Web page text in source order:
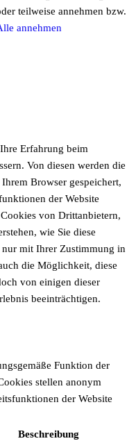
teilweise annehmen bzw.
annehmen
Erfahrung beim
Von diesen werden die
Browser gespeichert,
der Website
von Drittanbietern,
wie Sie diese
mit Ihrer Zustimmung in
die Möglichkeit, diese
von einigen dieser
beeinträchtigen.
Funktion der
stellen anonym
der Website
Beschreibung